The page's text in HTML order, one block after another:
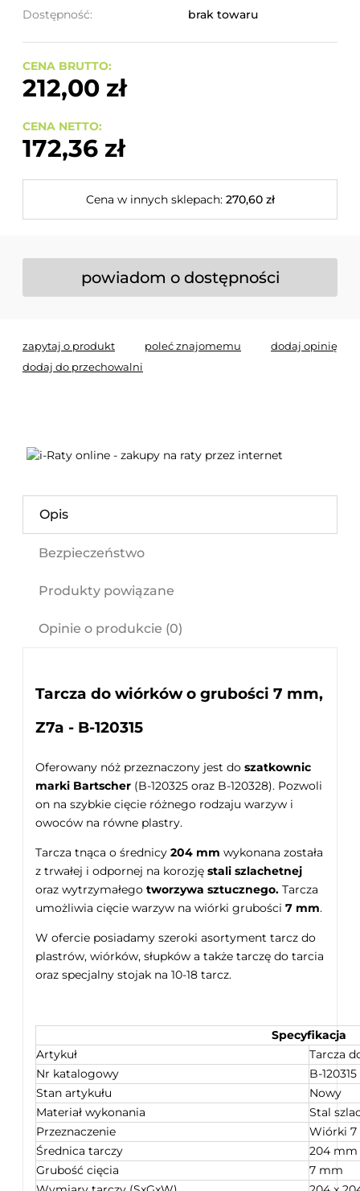
Dostępność:
brak towaru
CENA BRUTTO:
212,00 zł
CENA NETTO:
172,36 zł
Cena w innych sklepach: 270,60 zł
powiadom o dostępności
zapytaj o produkt poleć znajomemu
dodaj opinię
dodaj do przechowalni
Opis
Bezpieczeństwo
Produkty powiązane
Opinie o produkcie (0)
Tarcza do wiórków o grubości 7 mm,
Z7a - B-120315
Oferowany nóż przeznaczony jest do szatkownic
marki Bartscher (B-120325 oraz B-120328). Pozwoli
on na szybkie cięcie różnego rodzaju warzyw i
owoców na równe plastry.
Tarcza tnąca o średnicy 204 mm wykonana została
z trwałej i odpornej na korozję stali szlachetnej
oraz wytrzymałego tworzywa sztucznego. Tarcza
umożliwia cięcie warzyw na wiórki grubości 7 mm.
W ofercie posiadamy szeroki asortyment tarcz do
plastrów, wiórków, słupków a także tarczę do tarcia
oraz specjalny stojak na 10-18 tarcz.
Specyfikacja
Artykuł
Tarcza
Nr katalogowy
B-120315
Stan artykułu
Nowy
Materiał wykonania
Stal
Przeznaczenie
Wiórki
Średnica tarczy
204 mm
Grubość cięcia
7 mm